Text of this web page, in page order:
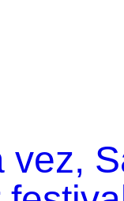
vez,